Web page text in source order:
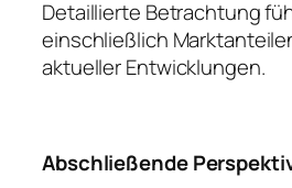
Detaillierte Betrachtung
einschließlich
aktueller Entwicklungen.
Abschließende